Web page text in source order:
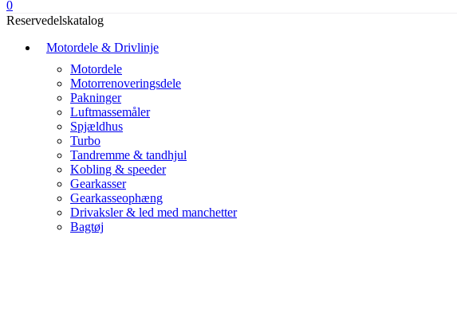
0
Reservedelskatalog
Motordele & Drivlinje
Motordele
Motorrenoveringsdele
Pakninger
Luftmassemåler
Spjældhus
Turbo
Tandremme & tandhjul
Kobling & speeder
Gearkasser
Gearkasseophæng
Drivaksler & led med manchetter
Bagtøj